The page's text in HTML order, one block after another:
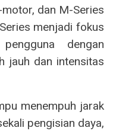
dan M-Series
menjadi fokus
dengan
jauh dan intensitas
menempuh jarak
pengisian daya,